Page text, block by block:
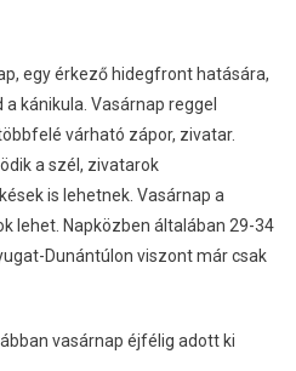
egy érkező hidegfront hatására,
kánikula. Vasárnap reggel
várható zápor, zivatar.
a szél, zivatarok
is lehetnek. Vasárnap a
lehet. Napközben általában 29-34
Dunántúlon viszont már csak
vasárnap éjfélig adott ki